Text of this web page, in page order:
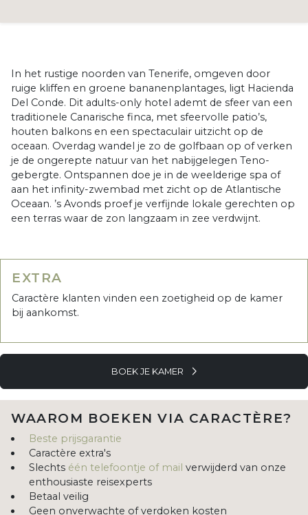
In het rustige noorden van Tenerife, omgeven door
ruige kliffen en groene bananenplantages, ligt Hacienda
Del Conde. Dit adults-only hotel ademt de sfeer van een
traditionele Canarische finca, met sfeervolle patio’s,
houten balkons en een spectaculair uitzicht op de
oceaan. Overdag wandel je zo de golfbaan op of verken
je de ongerepte natuur van het nabijgelegen Teno-
gebergte. Ontspannen doe je in de weelderige spa of
aan het infinity-zwembad met zicht op de Atlantische
Oceaan. ’s Avonds proef je verfijnde lokale gerechten op
een terras waar de zon langzaam in zee verdwijnt.
EXTRA
Caractère klanten vinden een zoetigheid op de kamer
bij aankomst.
BOEK JE KAMER
WAAROM BOEKEN VIA CARACTÈRE?
Beste prijsgarantie
Caractère extra's
Slechts één telefoontje of mail verwijderd van onze
enthousiaste reisexperts
Betaal veilig
Geen onverwachte of verdoken kosten